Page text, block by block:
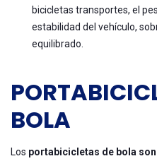
bicicletas transportes, el
estabilidad del vehículo,
equilibrado.
BOLA
Los portabicicletas de bola